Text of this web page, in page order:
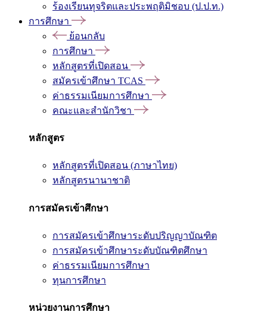
ร้องเรียนทุจริตและประพฤติมิชอบ (ป.ป.ท.)
การศึกษา
ย้อนกลับ
การศึกษา
หลักสูตรที่เปิดสอน
สมัครเข้าศึกษา TCAS
ค่าธรรมเนียมการศึกษา
คณะและสำนักวิชา
หลักสูตร
หลักสูตรที่เปิดสอน (ภาษาไทย)
หลักสูตรนานาชาติ
การสมัครเข้าศึกษา
การสมัครเข้าศึกษาระดับปริญญาบัณฑิต
การสมัครเข้าศึกษาระดับบัณฑิตศึกษา
ค่าธรรมเนียมการศึกษา
ทุนการศึกษา
หน่วยงานการศึกษา